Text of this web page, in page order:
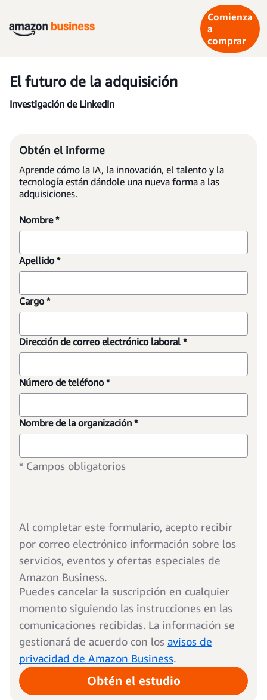
Comienza
a
comprar
El futuro de la adquisición
Investigación de LinkedIn
Obtén el informe
Aprende cómo la IA, la innovación, el talento y la
tecnología están dándole una nueva forma a las
adquisiciones.
Nombre *
Apellido *
Cargo *
Dirección de correo electrónico laboral *
Número de teléfono *
Nombre de la organización *
* Campos obligatorios
Al completar este formulario, acepto recibir
por correo electrónico información sobre los
servicios, eventos y ofertas especiales de
Amazon Business.
Puedes cancelar la suscripción en cualquier
momento siguiendo las instrucciones en las
comunicaciones recibidas. La información se
gestionará de acuerdo con los avisos de
privacidad de Amazon Business.
Obtén el estudio